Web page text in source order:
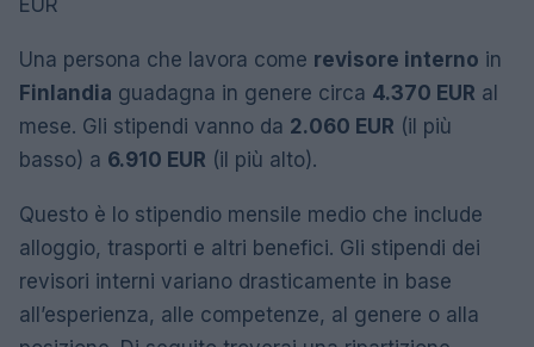
EUR
Una persona che lavora come revisore interno in
Finlandia guadagna in genere circa 4.370 EUR al
mese. Gli stipendi vanno da 2.060 EUR (il più
basso) a 6.910 EUR (il più alto).
Questo è lo stipendio mensile medio che include
alloggio, trasporti e altri benefici. Gli stipendi dei
revisori interni variano drasticamente in base
all’esperienza, alle competenze, al genere o alla